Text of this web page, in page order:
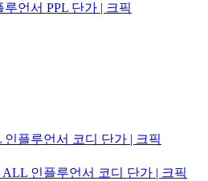
언서 PPL 단가 | 크픽
플루언서 코디 단가 | 크픽
인플루언서 코디 단가 | 크픽